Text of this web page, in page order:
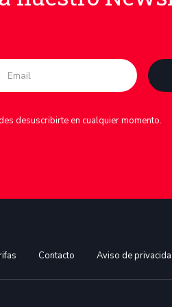
desuscribirte en cualquier momento.
Contacto Aviso de